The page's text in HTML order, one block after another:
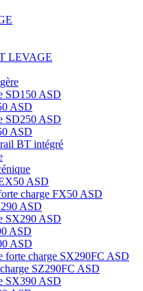
LEVAGE
SD150 ASD
ASD
SD250 ASD
ASD
BT intégré
ASD
charge FX50 ASD
ASD
SX290 ASD
ASD
ASD
forte charge SX290FC ASD
SZ290FC ASD
SX390 ASD